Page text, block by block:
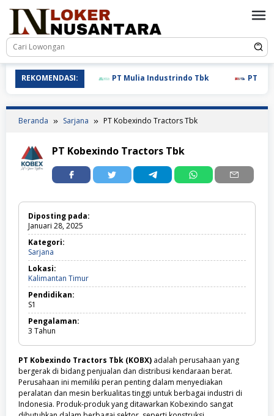
REKOMENDASI: PT Mulia Industrindo Tbk PT
Beranda Sarjana PT Kobexindo Tractors Tbk
PT Kobexindo Tractors Tbk
Diposting pada:
Januari 28, 2025
Kategori:
Sarjana
Lokasi:
Kalimantan TimurKalimantan
Timur
Pendidikan:
S1
Pengalaman:
3 Tahun
PT Kobexindo Tractors Tbk (KOBX) adalah perusahaan yang
bergerak di bidang penjualan dan distribusi kendaraan berat.
Perusahaan ini memiliki peran penting dalam menyediakan
peralatan dan mesin berkualitas tinggi untuk berbagai industri di
Indonesia. Produk-produk yang ditawarkan Kobexindo sangat